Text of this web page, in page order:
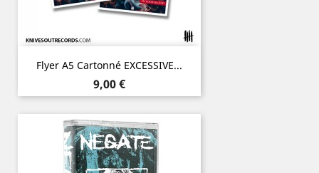
Flyer A5 Cartonné EXCESSIVE...
Prix
9,00 €